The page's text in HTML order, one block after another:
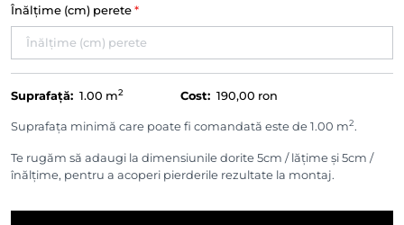
Înălțime (cm) perete *
Suprafață: 1.00 m2 Cost: 190,00 ron
Suprafața minimă care poate fi comandată este de 1.00 m2.
Te rugăm să adaugi la dimensiunile dorite 5cm / lățime și 5cm /
înălțime, pentru a acoperi pierderile rezultate la montaj.